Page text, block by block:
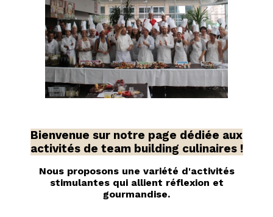
Bienvenue sur notre page dédiée aux
activités de team building culinaires !
Nous proposons une variété d'activités
stimulantes qui allient réflexion et
gourmandise.